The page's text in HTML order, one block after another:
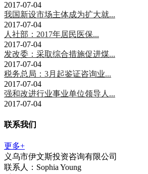
2017-07-04
我国新设市场主体成为扩大就...
2017-07-04
人社部：2017年居民医保...
2017-07-04
发改委：采取综合措施促进煤...
2017-07-04
税务总局：3月起鉴证咨询业...
2017-07-04
强和改进行业事业单位领导人...
2017-07-04
联系我们
更多+
义乌市伊文斯投资咨询有限公司
联系人：Sophia Young